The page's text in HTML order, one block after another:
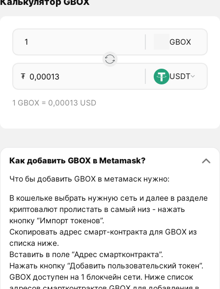
GBOX
₮ USDT
1 GBOX = 0,00013 USD
Как добавить GBOX в Metamask?
Что бы добавить GBOX в метамаск нужно:
В кошельке выбрать нужную сеть и далее в разделе
криптовалют пролистать в самый низ - нажать
кнопку “Импорт токенов”.
Скопировать адрес смарт-контракта для GBOX из
списка ниже.
Вставить в поле “Адрес смартконтракта”.
Нажать кнопку “Добавить пользовательский токен”.
GBOX доступен на 1 блокчейн сети. Ниже список